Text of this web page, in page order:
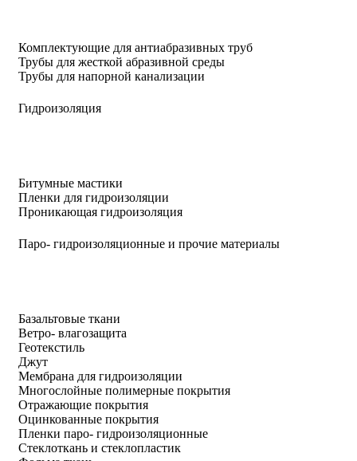
Комплектующие для антиабразивных труб
Трубы для жесткой абразивной среды
Трубы для напорной канализации
Гидроизоляция
Битумные мастики
Пленки для гидроизоляции
Проникающая гидроизоляция
Паро- гидроизоляционные и прочие материалы
Базальтовые ткани
Ветро- влагозащита
Геотекстиль
Джут
Мембрана для гидроизоляции
Многослойные полимерные покрытия
Отражающие покрытия
Оцинкованные покрытия
Пленки паро- гидроизоляционные
Стеклоткань и стеклопластик